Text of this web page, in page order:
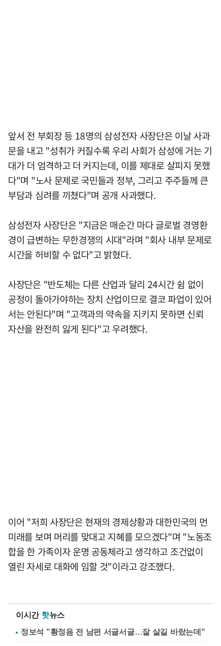
앞서 전 부회장 등 18명의 삼성전자 사장단은 이날 사과
문을 내고 "성취가 커질수록 우리 사회가 삼성에 거는 기
대가 더 엄격하고 더 커지는데, 이를 제대로 살피지 못했
다"며 "노사 문제로 국민들과 정부, 그리고 주주들께 큰
부담과 심려를 끼쳤다"며 공개 사과했다.
삼성전자 사장단은 "지금은 매순간 마다 글로벌 경영환
경이 급변하는 무한경쟁의 시대"라며 "회사 내부 문제로
시간을 허비할 수 없다"고 밝혔다.
사장단은 "반도체는 다른 산업과 달리 24시간 쉼 없이
공정이 돌아가야하는 장치 산업이므로 결코 파업이 있어
서는 안된다"며 "고객과의 약속을 지키지 못하면 신뢰
자산을 완전히 잃게 된다"고 우려했다.
이어 "저희 사장단은 현재의 경제상황과 대한민국의 먼
미래를 보며 머리를 맞대고 지혜를 모으겠다"며 "노동조
합을 한 가족이자 운명 공동체라고 생각하고 조건없이
열린 자세로 대화에 임할 것"이라고 강조했다.
이시간 핫뉴스
정보석 "황정음 전 남편 서글서글…잘 살길 바랐는데"